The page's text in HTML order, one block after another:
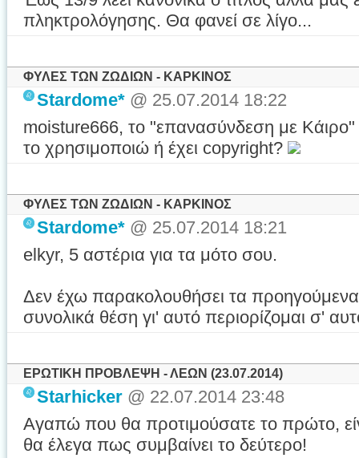
πληκτρολόγησης. Θα φανεί σε λίγο...
ΦΥΛΕΣ ΤΩΝ ΖΩΔΙΩΝ - ΚΑΡΚΙΝΟΣ
Stardome* @ 25.07.2014 18:22
moisture666, το "επανασύνδεση με
το χρησιμοποιώ ή έχει copyright?
ΦΥΛΕΣ ΤΩΝ ΖΩΔΙΩΝ - ΚΑΡΚΙΝΟΣ
Stardome* @ 25.07.2014 18:21
elkyr, 5 αστέρια για τα μότο σου.
Δεν έχω παρακολουθήσει τα
συνολικά θέση γι' αυτό περιορίζομαι σ'
ΕΡΩΤΙΚΗ ΠΡΟΒΛΕΨΗ - ΛΕΩΝ (23.07.2014)
Starhicker @ 22.07.2014 23:48
Αγαπώ που θα προτιμούσατε το πρώτο,
θα έλεγα πως συμβαίνει το δεύτερο!